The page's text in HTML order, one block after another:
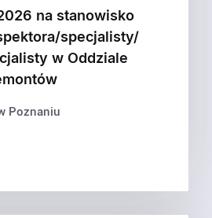
na stanowisko
specjalisty/
w Oddziale
Poznaniu